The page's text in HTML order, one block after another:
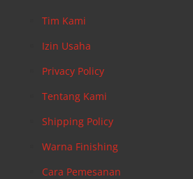
Tim Kami
Izin Usaha
Privacy Policy
Tentang Kami
Shipping Policy
Warna Finishing
Cara Pemesanan